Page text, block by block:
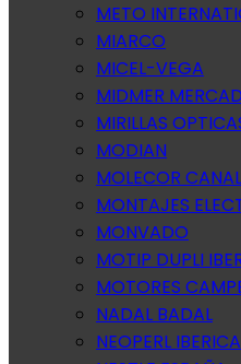
METO
MIARCO
MICEL-VEGA
MIDMER
MIRILLAS
MODIAN
MOLECOR
MONTAJES
MONVADO
MOTIP DUPLI
MOTORES
NADAL BADAL
NEOPERL IBERICA